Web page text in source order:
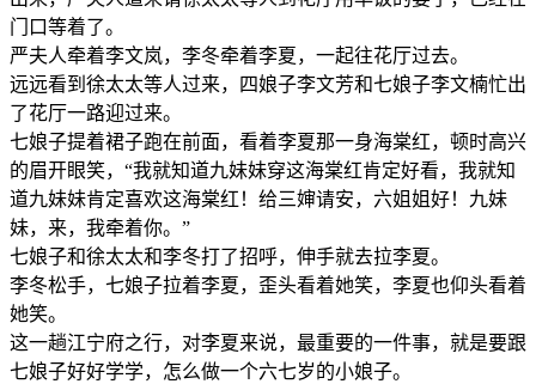
门口等着了。
严夫人牵着李文岚，李冬牵着李夏，一起往花厅过去。
远远看到徐太太等人过来，四娘子李文芳和七娘子李文楠忙出
了花厅一路迎过来。
七娘子提着裙子跑在前面，看着李夏那一身海棠红，顿时高兴
的眉开眼笑，“我就知道九妹妹穿这海棠红肯定好看，我就知
道九妹妹肯定喜欢这海棠红！给三婶请安，六姐姐好！九妹
妹，来，我牵着你。”
七娘子和徐太太和李冬打了招呼，伸手就去拉李夏。
李冬松手，七娘子拉着李夏，歪头看着她笑，李夏也仰头看着
她笑。
这一趟江宁府之行，对李夏来说，最重要的一件事，就是要跟
七娘子好好学学，怎么做一个六七岁的小娘子。